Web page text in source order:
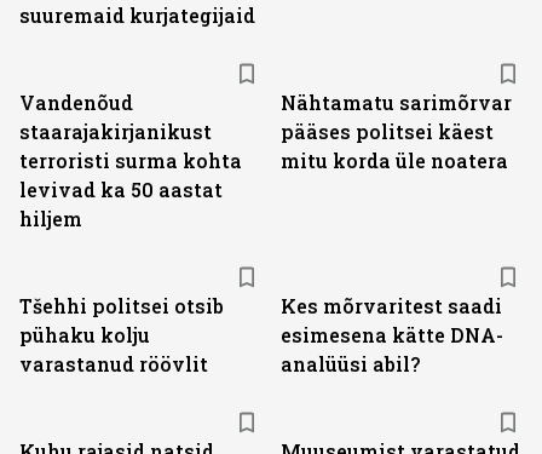
suuremaid kurjategijaid
Vandenõud
staarajakirjanikust
terroristi surma kohta
levivad ka 50 aastat
hiljem
Nähtamatu sarimõrvar
pääses politsei käest
mitu korda üle noatera
Tšehhi politsei otsib
pühaku kolju
varastanud röövlit
Kes mõrvaritest saadi
esimesena kätte DNA-
analüüsi abil?